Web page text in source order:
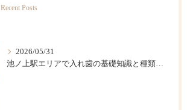
Recent Posts
2026/05/31
池ノ上駅エリアで入れ歯の基礎知識と種類徹底解説｜費用・選び方・治療の流れまでわかる完全ガイド